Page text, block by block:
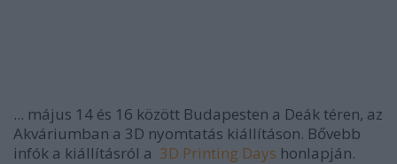
... május 14 és 16 között Budapesten a Deák téren, az
Akváriumban a 3D nyomtatás kiállításon. Bővebb
infók a kiállításról a 3D Printing Days honlapján.